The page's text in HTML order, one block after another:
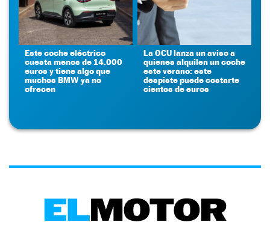
Este coche eléctrico
cuesta menos de 14.000
euros y tiene algo que
muchos BMW ya no
ofrecen
La OCU lanza un aviso a
quienes alquilen un coche
este verano: este
despiste puede costarte
cientos de euros